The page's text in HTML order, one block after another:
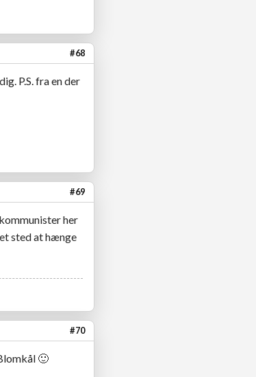
#68
P.S. fra en der
#69
her
sted at hænge
#70
🙂